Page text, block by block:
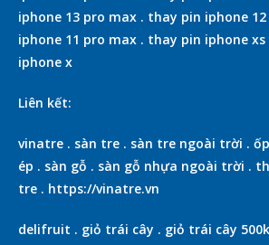
iphone 13 pro max . thay pin iphone
iphone 11 pro max . thay pin iphone xs
iphone x
Liên kết:
vinatre . sàn tre . sàn tre ngoài trời .
ép . sàn gỗ . sàn gỗ nhựa ngoài trời .
tre . https://vinatre.vn
delifruit . giỏ trái cây . giỏ trái cây 500k